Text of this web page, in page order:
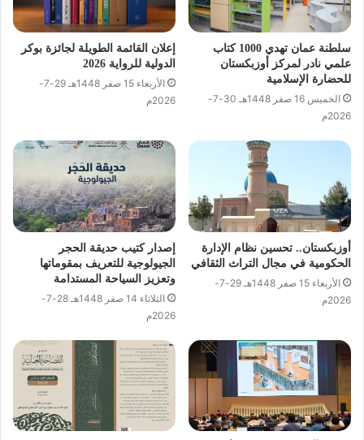
سلطنة عمان تهدي 1000 كتاب
علمي نادر لمركز أوزبكستان
للحضارة الإسلامية
الخميس 16 صفر 1448هـ 30-7-
2026م
إعلان القائمة الطويلة لجائزة بوكر
الدولية للرواية 2026
الأربعاء 15 صفر 1448هـ 29-7-
2026م
أوزبكستان.. تحسين نظام الإدارة
الحكومية في مجال التراث الثقافي
الأربعاء 15 صفر 1448هـ 29-7-
2026م
إصدار كتيب حديقة الحجر
الجيولوجية للتعريف بمقوماتها
وتعزيز السياحة المستدامة
الثلاثاء 14 صفر 1448هـ 28-7-
2026م